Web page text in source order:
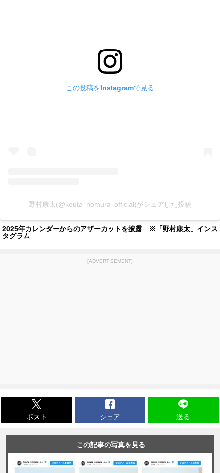
この投稿をInstagramで見る
野村康太(@kouta_nomura_official)がシェアした投稿
2025年カレンダーからのアザーカットを披露 ※「野村康太」インス
タグラム
[ADVERTISEMENT]
ポスト シェア 送る
この記事の写真を見る